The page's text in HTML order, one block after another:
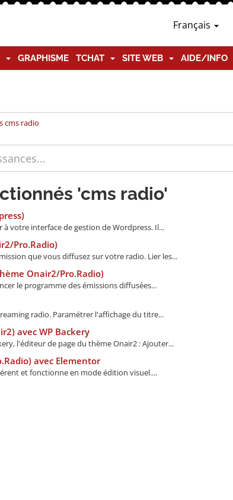
Français
GRAPHISME TCHAT SITE WEB AIDE/INFO
cms radio
'cms radio'
votre interface de gestion de Wordpress. Il...
Pro.Radio)
que vous diffusez sur votre radio. Lier les...
Onair2/Pro.Radio)
le programme des émissions diffusées...
radio. Paramétrer l'affichage du titre...
avec WP Backery
l'éditeur de page du thème Onair2 : Ajouter...
avec Elementor
et fonctionne en mode édition visuel....